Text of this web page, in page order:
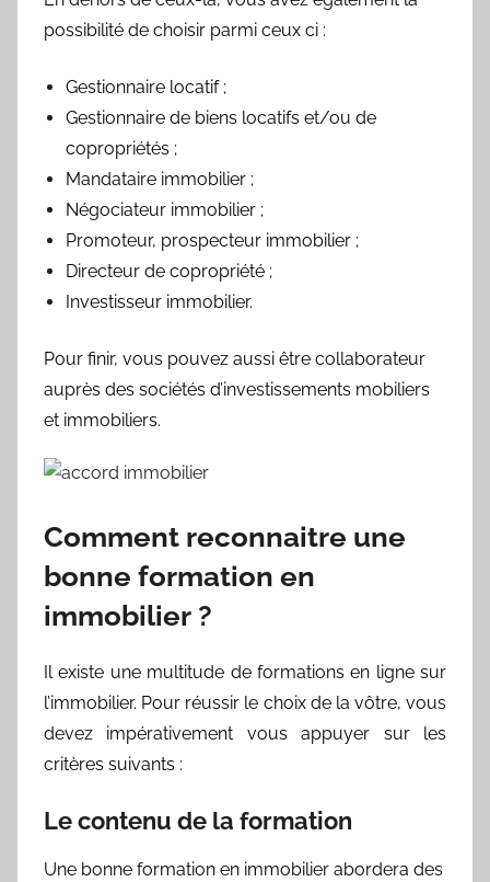
possibilité de choisir parmi ceux ci :
Gestionnaire locatif ;
Gestionnaire de biens locatifs et/ou de
copropriétés ;
Mandataire immobilier ;
Négociateur immobilier ;
Promoteur, prospecteur immobilier ;
Directeur de copropriété ;
Investisseur immobilier.
Pour finir, vous pouvez aussi être collaborateur
auprès des sociétés d’investissements mobiliers
et immobiliers.
Comment reconnaitre une
bonne formation en
immobilier ?
Il existe une multitude de formations en ligne sur
l’immobilier. Pour réussir le choix de la vôtre, vous
devez impérativement vous appuyer sur les
critères suivants :
Le contenu de la formation
Une bonne formation en immobilier abordera des